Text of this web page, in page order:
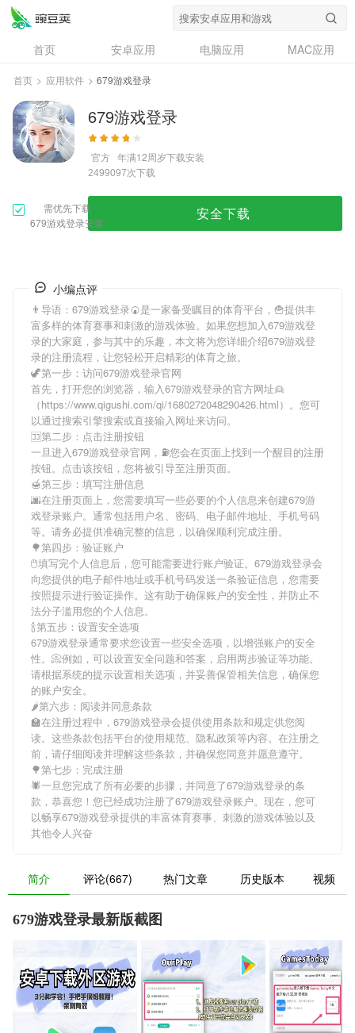
首页 安卓应用 电脑应用
MAC应用
资讯
专题
问答
首页 > 应用软件 > 679游戏登录
679游戏登录
官方 年满12周岁下载安装
2499097次下载
需优先下载
679游戏登录安装
安全下载
小编点评
👨导语： 679游戏登录🍘是一家备受瞩目的体育平台，🍟提供丰
富多样的体育赛事和刺激的游戏体验。如果您想加入679游戏登
录的大家庭，参与其中的乐趣，本文将为您详细介绍679游戏登
录的注册流程，让您轻松开启精彩的体育之旅。
🦖第一步：访问679游戏登录官网
首先，打开您的浏览器，输入679游戏登录的官方网址👱
（https://www.qigushi.com/qi/1680272048290426.html）。您可
以通过搜索引擎搜索或直接输入网址来访问。
🈁第二步：点击注册按钮
一旦进入679游戏登录官网，⛽️您会在页面上找到一个醒目的注册
按钮。点击该按钮，您将被引导至注册页面。
🍯第三步：填写注册信息
🌆在注册页面上，您需要填写一些必要的个人信息来创建679游
戏登录账户。通常包括用户名、密码、电子邮件地址、手机号码
等。请务必提供准确完整的信息，以确保顺利完成注册。
🌳第四步：验证账户
🖱填写完个人信息后，您可能需要进行账户验证。 679游戏登录会
向您提供的电子邮件地址或手机号码发送一条验证信息，您需要
按照提示进行验证操作。这有助于确保账户的安全性，并防止不
法分子滥用您的个人信息。
🍾第五步：设置安全选项
679游戏登录通常要求您设置一些安全选项，以增强账户的安全
性。📀例如，可以设置安全问题和答案，启用两步验证等功能。
请根据系统的提示设置相关选项，并妥善保管相关信息，确保您
的账户安全。
🌶第六步：阅读并同意条款
🏫在注册过程中， 679游戏登录会提供使用条款和规定供您阅
读。这些条款包括平台的使用规范、隐私政策等内容。在注册之
前，请仔细阅读并理解这些条款，并确保您同意并愿意遵守。
🌳第七步：完成注册
🕷一旦您完成了所有必要的步骤，并同意了679游戏登录的条
款，恭喜您！您已经成功注册了679游戏登录账户。现在，您可
以畅享679游戏登录提供的丰富体育赛事、刺激的游戏体验以及
其他令人兴奋
简介 评论(667) 热门文章 历史版本 视频
679游戏登录最新版截图